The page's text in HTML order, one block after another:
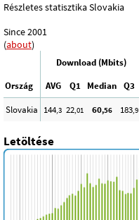
Részletes statisztika Slovakia
Since 2001
(about)
Download (Mbits)
Ország
AVG Q1 Median Q3
Slovakia 144,3 22,01 60,56 183,9
Letöltése